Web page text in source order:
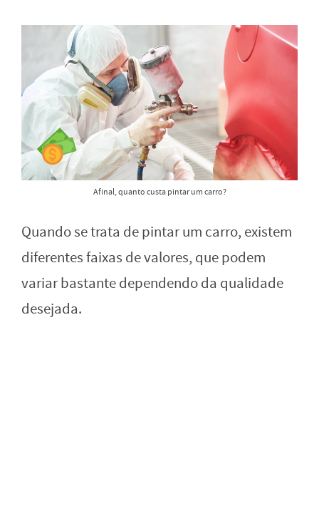
Afinal, quanto custa pintar um carro?
Quando se trata de pintar um carro, existem
diferentes faixas de valores, que podem
variar bastante dependendo da qualidade
desejada.